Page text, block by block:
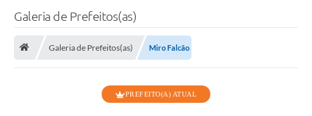
Portal da Transparência
Galeria de Prefeitos(as)
Galeria de Prefeitos(as) Miro Falcão
PREFEITO(A) ATUAL